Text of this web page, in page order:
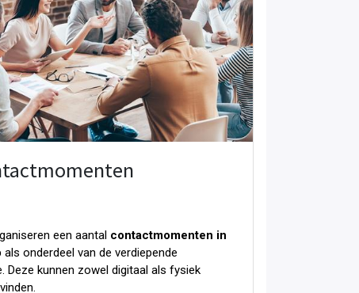
een aantal contactmomenten in
als onderdeel van de verdiepende
Deze kunnen zowel digitaal als fysiek